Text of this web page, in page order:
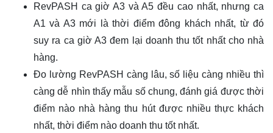
RevPASH ca giờ A3 và A5 đều cao nhất, nhưng ca
A1 và A3 mới là thời điểm đông khách nhất, từ đó
suy ra ca giờ A3 đem lại doanh thu tốt nhất cho nhà
hàng.
Đo lường RevPASH càng lâu, số liệu càng nhiều thì
càng dễ nhìn thấy mẫu số chung, đánh giá được thời
điểm nào nhà hàng thu hút được nhiều thực khách
nhất, thời điểm nào doanh thu tốt nhất.